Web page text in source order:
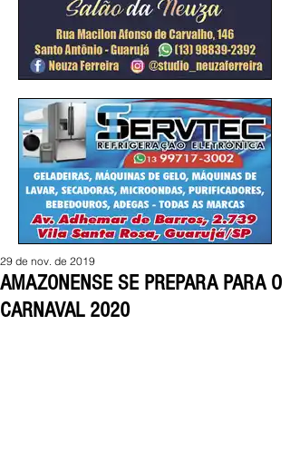
AMAZONENSE SE PREPARA PARA O
CARNAVAL 2020
29 de nov. de 2019